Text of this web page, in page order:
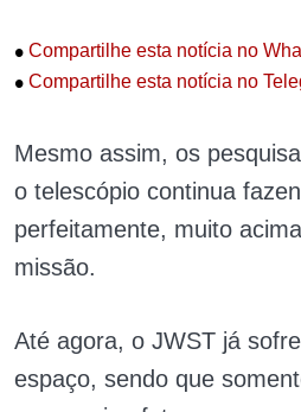
• Compartilhe esta notícia no
• Compartilhe esta notícia no
Mesmo assim, os
o telescópio continua
perfeitamente, muito
missão.
Até agora, o JWST já
espaço, sendo que